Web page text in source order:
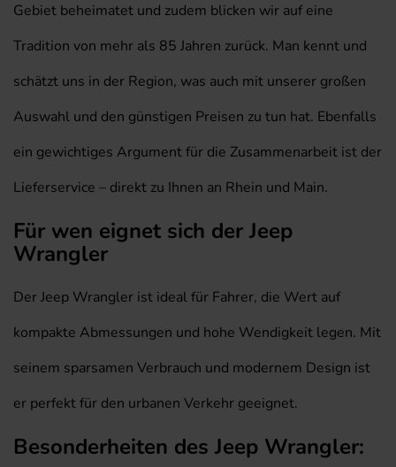
Gebiet beheimatet und zudem blicken wir auf eine
Tradition von mehr als 85 Jahren zurück. Man kennt und
schätzt uns in der Region, was auch mit unserer großen
Auswahl und den günstigen Preisen zu tun hat. Ebenfalls
ein gewichtiges Argument für die Zusammenarbeit ist der
Lieferservice – direkt zu Ihnen an Rhein und Main.
Für wen eignet sich der Jeep
Wrangler
Der Jeep Wrangler ist ideal für Fahrer, die Wert auf
kompakte Abmessungen und hohe Wendigkeit legen. Mit
seinem sparsamen Verbrauch und modernem Design ist
er perfekt für den urbanen Verkehr geeignet.
Besonderheiten des Jeep Wrangler: